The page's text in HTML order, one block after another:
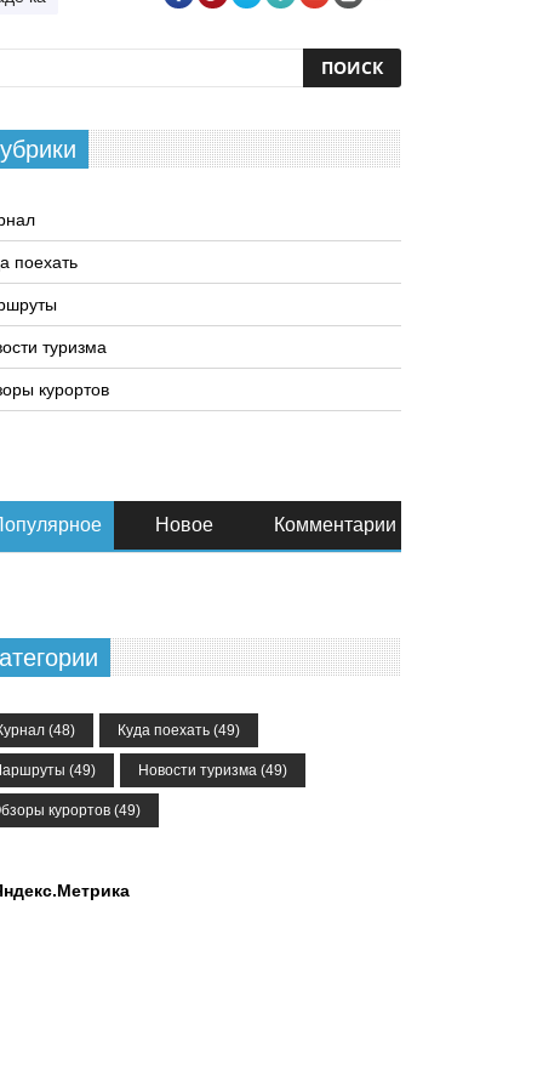
поехать
туризма
курортов
Новое Комментарии
(48) Куда поехать(49)
(49) Новости туризма(49)
курортов(49)